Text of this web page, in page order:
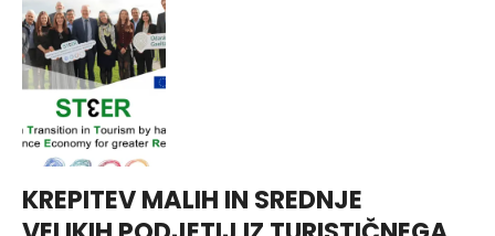
KREPITEV MALIH IN SREDNJE